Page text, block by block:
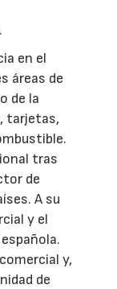
en el
áreas de
de la
tarjetas,
tras
de
A su
y el
y,
de